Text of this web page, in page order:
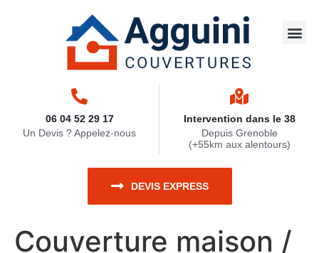
06 04 52 29 17
Un Devis ? Appelez-nous
Intervention dans le 38
Depuis Grenoble
(+55km aux alentours)
DEVIS EXPRESS
Couverture maison /